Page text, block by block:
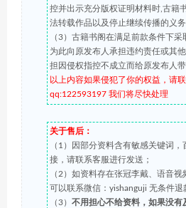
控并出示充分版权证明材料时,古籍
法转载作品以及停止继续传播的义务
（3）古籍书阁在满足前款条件下
为此向原发布人承担违约责任或其
担因侵权指控不成立而给原发布人
以上内容如果侵犯了你的权益，请
qq:122593197 我们将尽快处理
关于售后：
（1）因部分资料含有敏感关键词
接，请联系客服进行发送；
（2）如资料存在张冠李戴、语音
可以联系微信：yishanguji 无条件退
（3） 不用担心不给资料，如果没有